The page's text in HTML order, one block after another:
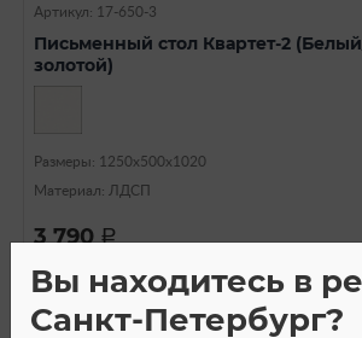
Артикул: 17-650-3
Письменный стол Квартет-2
золотой)
Размеры: 1250х500х1020
Материал: ЛДСП
3 790a
Вы находитесь в
Санкт-Петербург?